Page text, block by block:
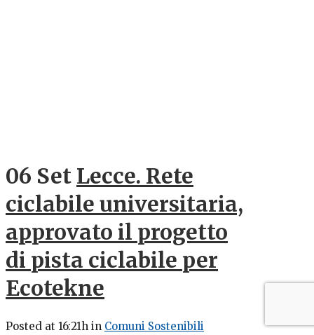
06 Set Lecce. Rete
ciclabile universitaria,
approvato il progetto
di pista ciclabile per
Ecotekne
Posted at 16:21h in Comuni Sostenibili